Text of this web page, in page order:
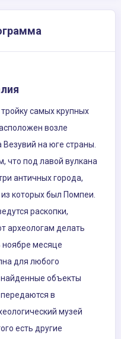
самых крупных
возле
на юге страны.
что под лавой вулкана
античных города,
которых был Помпеи.
раскопки,
археологам делать
ноябре месяце
для любого
объекты
в
музей
есть другие